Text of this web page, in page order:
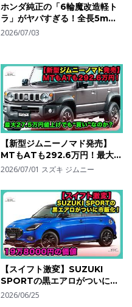
ホンダ純正の「6輪魔改造軽ト
ラ」がヤバすぎる！全長5mの
アクティ・コンポは時代を先取
2026/07/03
【新型ジムニーノマド発売】
MTもATも292.6万円！最大
27.5万円値上げでも“買い”なの
ド #jimnynomade
2026/07/01 スズキ ジムニー
【スイフト激変】SUZUKI
SPORTの黒エアロがついに市
販化！19万8000円の価値| #ス
2026/06/25